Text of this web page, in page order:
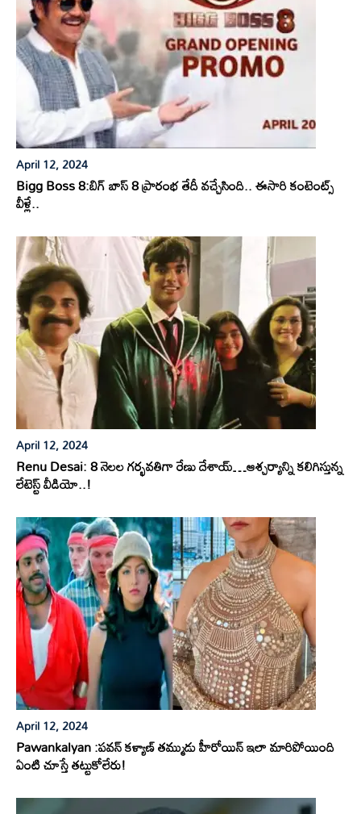
April 12, 2024
Bigg Boss 8:బిగ్ బాస్ 8 ప్రారంభ తేదీ వచ్చేసింది.. ఈసారి కంటెంట్స్
వీళ్లే..
April 12, 2024
Renu Desai: 8 నెలల గర్భవతిగా రేణు దేశాయ్…ఆశ్చర్యాన్ని కలిగిస్తున్న
లేటెస్ట్ వీడియో..!
April 12, 2024
Pawankalyan :పవన్ కళ్యాణ్ తమ్ముడు హీరోయిన్ ఇలా మారిపోయింది
ఏంటి చూస్తే తట్టుకోలేరు!